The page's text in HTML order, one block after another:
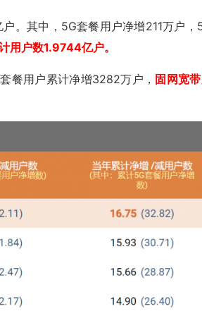
。其中，5G套餐用户净增211万户，
用户数1.9744亿户。
餐用户累计净增3282万户， 固网宽